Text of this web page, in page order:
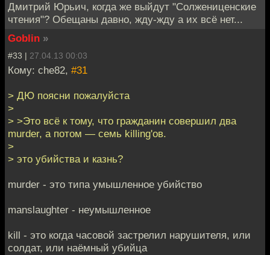
Дмитрий Юрьич, когда же выйдут "Солжениценские
чтения"? Обещаны давно, жду-жду а их всё нет...
Goblin »
#33 | 27.04.13 00:03
Кому: che82, #31
> ДЮ поясни пожалуйста
>
> >Это всё к тому, что гражданин совершил два
murder, а потом — семь killing'ов.
>
> это убийства и казнь?
murder - это типа умышленное убийство
manslaughter - неумышленное
kill - это когда часовой застрелил нарушителя, или
солдат, или наёмный убийца